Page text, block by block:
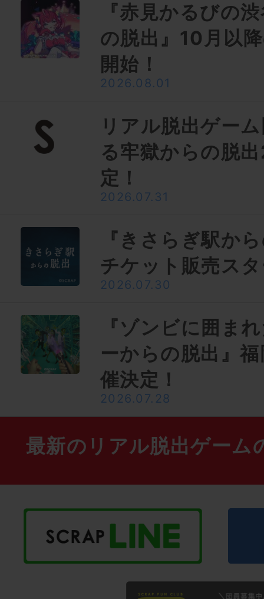
『赤見かるびの
の脱出』10月以
開始！
2026.08.01
リアル脱出ゲー
る牢獄からの脱
定！
2026.07.31
『きさらぎ駅か
チケット販売ス
2026.07.30
『ゾンビに囲ま
ーからの脱出』
催決定！
2026.07.28
最新のリアル脱出ゲーム